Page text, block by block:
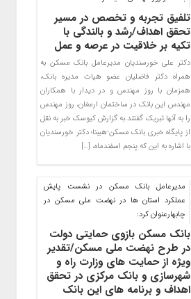
تلفیق تجربه و تخصص در مسیر
تحقق اهداف/رشد و بالندگی با
تکیه بر خلاقیت در عرصه و عمل
دکتر علی خورسندیان مدیرعامل بانک مسکن به
همراه دکتر فاضلیان عضو هیات مدیره بانک،
همزمان با روز مهندس و در دیدار با همکاران
مهندس این بانک در ساختمان ارمغان، روز مهندس
را به آنها تبریک گفتند.به گزارش کیوسک خبر به نقل
از پایگاه خبری بانک مسکن-هیبنا؛ دکتر خورسندیان
با اشاره به این که پنجم اسفندماه، […]
مدیرعامل بانک مسکن در نشست پایش
عملکرد استان ها در نهضت ملی مسکن در
چابهارعنوان کرد:
بانک مسکن بازوی حمایتی دولت
در طرح نهضت ملی مسکن/تقدیر
ویژه از حمایت های وزارت راه و
شهرسازی و بانک مرکزی در تحقق
اهداف و برنامه های این بانک